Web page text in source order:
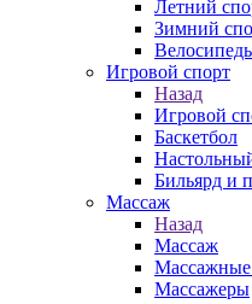
Летний
Зимний
Игровой спорт
Назад
Игровой
Баскетбол
Бильярд и
Массаж
Назад
Массаж
Массажеры